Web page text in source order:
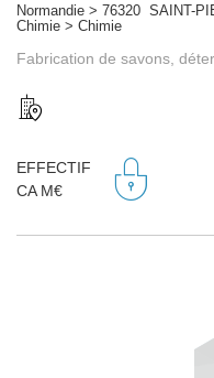
Normandie > 76320 SAINT-
Chimie > Chimie
Fabrication de savons,
EFFECTIF
CA M€